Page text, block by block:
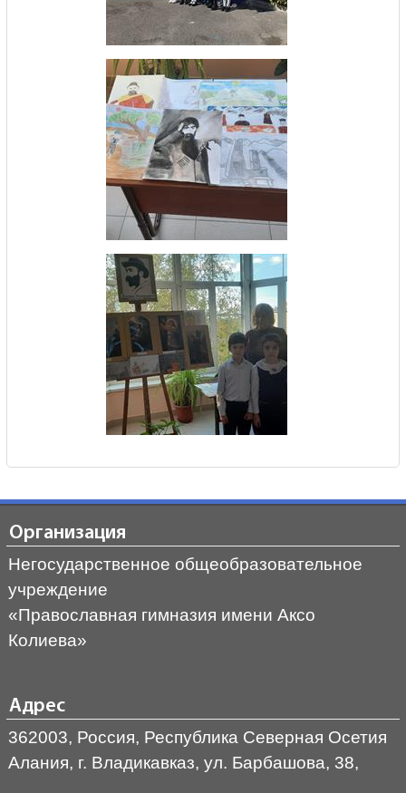
Организация
Негосударственное общеобразовательное
учреждение
«Православная гимназия имени Аксо
Колиева»
Адрес
362003, Россия, Республика Северная Осетия
Алания, г. Владикавказ, ул. Барбашова, 38,